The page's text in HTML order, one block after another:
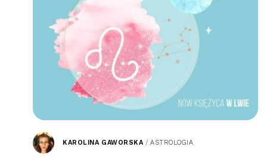
KAROLINA GAWORSKA/ASTROLOGIA